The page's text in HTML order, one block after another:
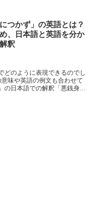
につかず」の英語とは？
、日本語と英語を分か
釈
どのように表現できるのでし
味や英語の例文も合わせて
日本語での解釈「悪銭身に